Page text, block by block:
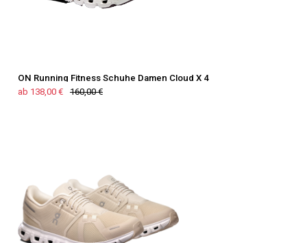
ON Running Fitness Schuhe Damen Cloud X 4
ab 138,00 €
160,00 €